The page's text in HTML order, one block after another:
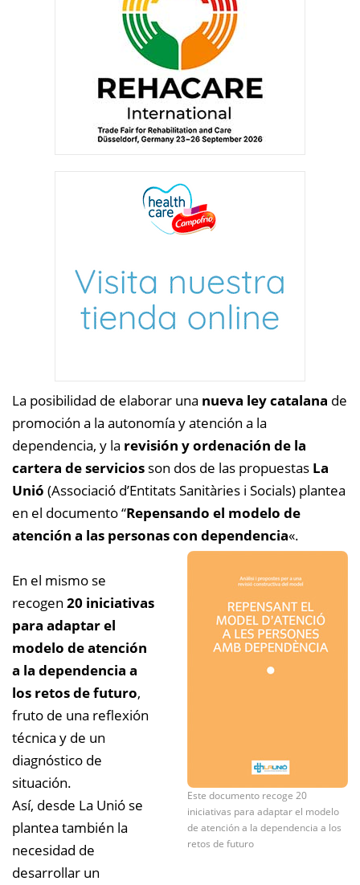
La posibilidad de elaborar una nueva ley catalana de
promoción a la autonomía y atención a la
dependencia, y la revisión y ordenación de la
cartera de servicios son dos de las propuestas La
Unió (Associació d’Entitats Sanitàries i Socials) plantea
en el documento “Repensando el modelo de
atención a las personas con dependencia«.
Este documento recoge 20
iniciativas para adaptar el modelo
de atención a la dependencia a los
retos de futuro
En el mismo se
recogen 20 iniciativas
para adaptar el
modelo de atención
a la dependencia a
los retos de futuro,
fruto de una reflexión
técnica y de un
diagnóstico de
situación.
Así, desde La Unió se
plantea también la
necesidad de
desarrollar un